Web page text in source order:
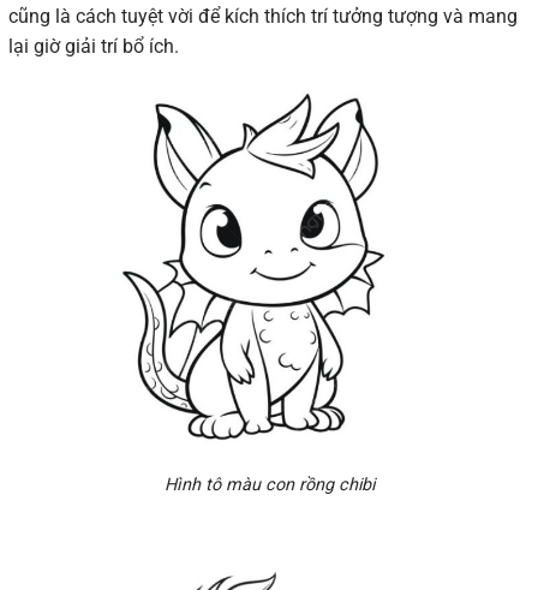
cũng là cách tuyệt vời để kích thích trí tưởng tượng và mang
lại giờ giải trí bổ ích.
Hình tô màu con rồng chibi